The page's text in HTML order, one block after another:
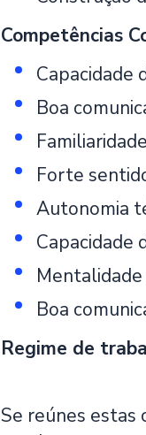
Competências
Capacidade
Boa
Forte
Autonomia
Capacidade
Boa
Regime de
Se reúnes estas